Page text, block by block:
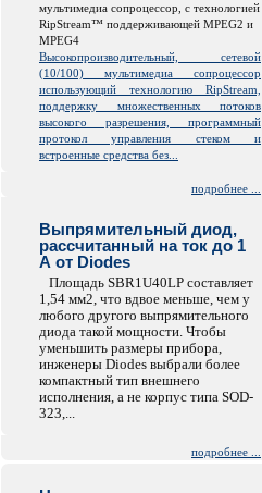
мультимедиа сопроцессор, с технологией
RipStream™ поддерживающей MPEG2 и
MPEG4
Высокопроизводительный, сетевой
(10/100) мультимедиа сопроцессор
использующий технологию RipStream,
поддержку множественных потоков
высокого разрешения, программный
протокол управления стеком и
встроенные средства без...
подробнее ...
Выпрямительный диод,
рассчитанный на ток до 1
А от Diodes
Площадь SBR1U40LP составляет
1,54 мм2, что вдвое меньше, чем у
любого другого выпрямительного
диода такой мощности. Чтобы
уменьшить размеры прибора,
инженеры Diodes выбрали более
компактный тип внешнего
исполнения, а не корпус типа SOD-
323,...
подробнее ...